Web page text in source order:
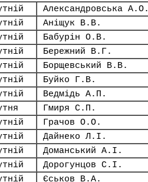
Александровська А.О.
Аніщук В.В.
Бабурін О.В.
Бережний В.Г.
Борщевський В.В.
Буйко Г.В.
Ведмідь А.П.
Гмиря С.П.
Грачов О.О.
Дайнеко Л.І.
Доманський А.І.
Дорогунцов С.І.
Єськов В.А.